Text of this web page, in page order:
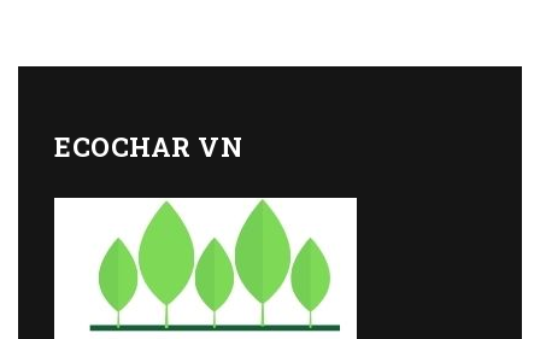
ECOCHAR VN